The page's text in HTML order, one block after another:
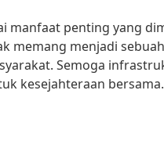
manfaat penting yang
memang menjadi
Semoga
kesejahteraan bersama.